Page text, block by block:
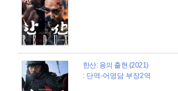
한산: 용의 출현 (2021)
: 단역-어영담 부장2역